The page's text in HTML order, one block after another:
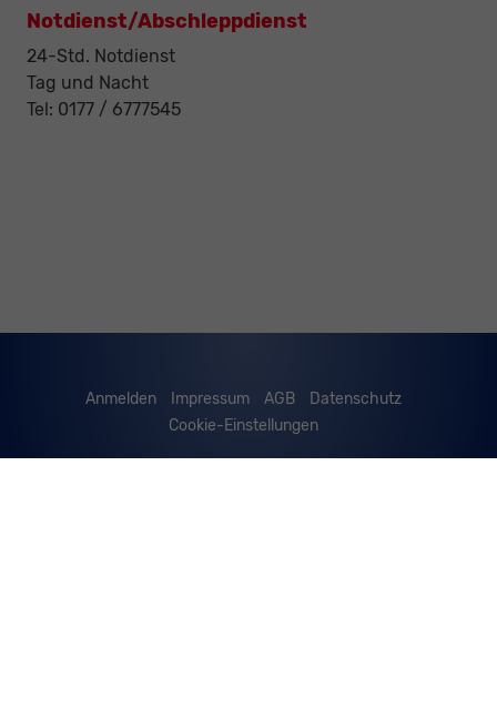
Notdienst/Abschleppdienst
24-Std. Notdienst
Tag und Nacht
Tel: 0177 / 6777545
Anmelden Impressum AGB
Datenschutz
Cookie-Einstellungen